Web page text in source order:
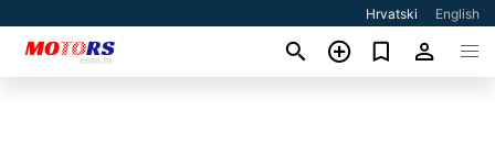
Hrvatski English